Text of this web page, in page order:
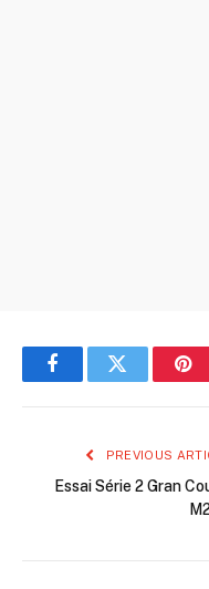
FacebookTwitter
PREVIOUS
Essai Série 2 Gran